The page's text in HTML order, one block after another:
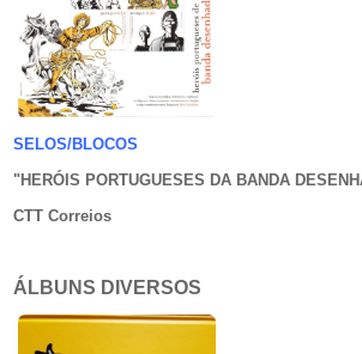
SELOS/BLOCOS
"HERÓIS PORTUGUESES DA BANDA
CTT Correios
ÁLBUNS DIVERSOS